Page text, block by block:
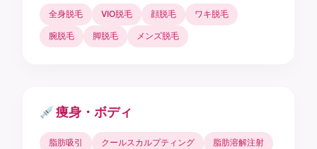
全身脱毛 VIO脱毛 顔脱毛 ワキ脱毛
腕脱毛 脚脱毛 メンズ脱毛
痩身・ボディ
脂肪吸引 クールスカルプティング 脂肪溶解注射